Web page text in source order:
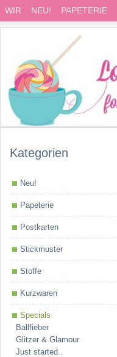
WIR NEU! PAPETERIE
Kategorien
Neu!
Papeterie
Postkarten
Stickmuster
Stoffe
Kurzwaren
Specials
Ballfieber
Glitzer & Glamour
Just started..